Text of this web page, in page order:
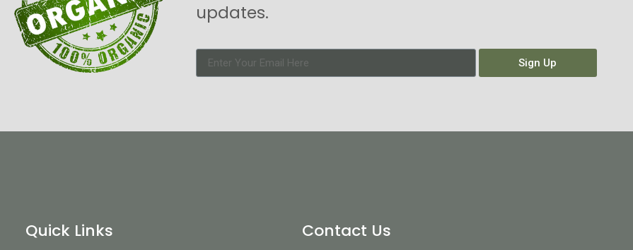
updates.
Sign Up
Quick Links Contact Us